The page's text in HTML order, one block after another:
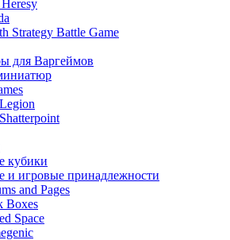
Strategy Battle Game
для Варгеймов
кубики
и игровые принадлежности
and Pages
Boxes
Space